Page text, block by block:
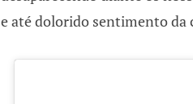
e até dolorido sentimento da